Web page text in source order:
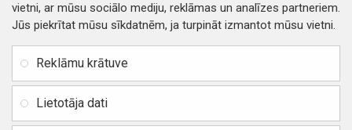
Kontakti
Distances līgums
Privātuma politika
Rekvizīti
Jur. adrese: Zasulauka iela
Reģ. Nr. 40103717618,
vietni, ar mūsu sociālo mediju, reklāmas un analīzes partneriem.
Jūs piekrītat mūsu sīkdatnēm, ja turpināt izmantot mūsu vietni.
Reklāmu krātuve
Lietotāja dati